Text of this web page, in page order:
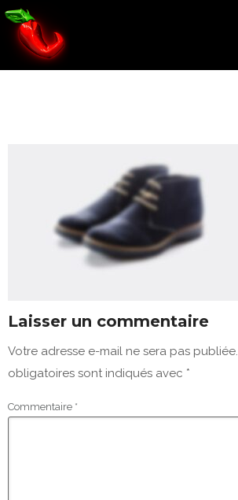
Laisser un commentaire
Votre adresse e-mail ne sera pas publiée.
obligatoires sont indiqués avec *
Commentaire *